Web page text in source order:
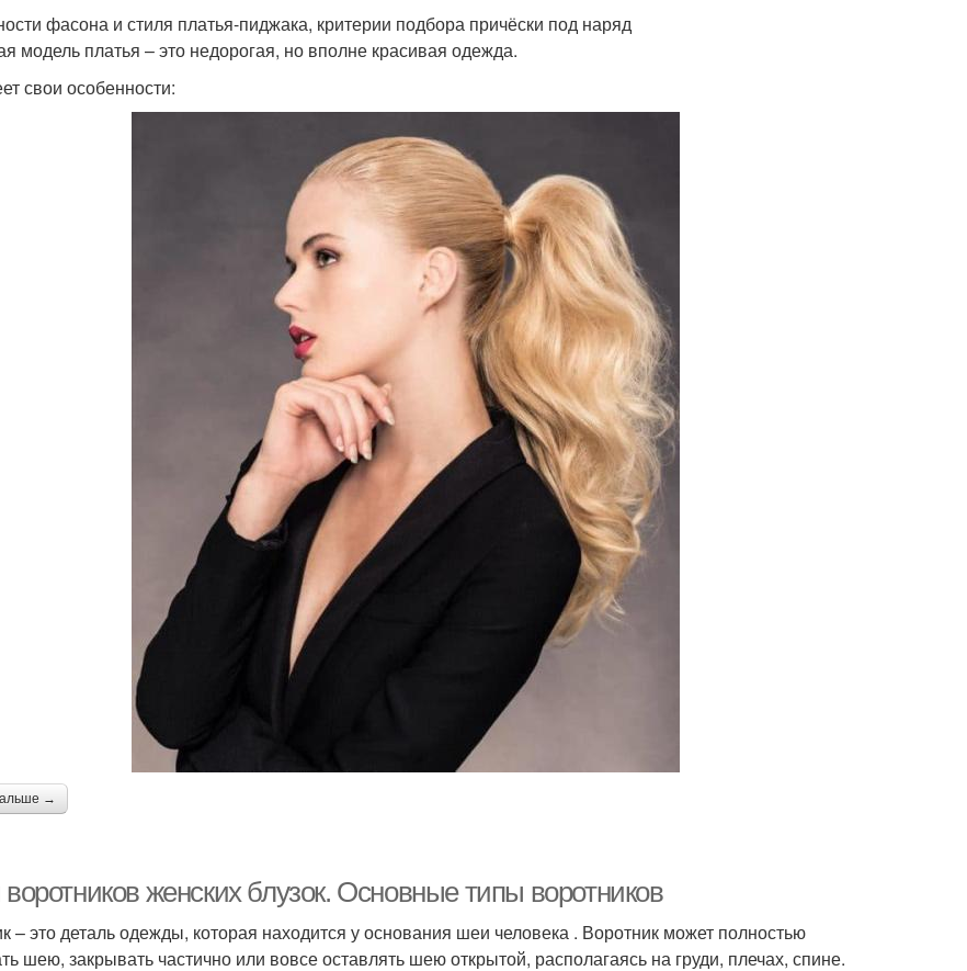
фасона и стиля платья-пиджака, критерии подбора причёски под наряд
модель платья – это недорогая, но вполне красивая одежда.
свои особенности:
→
женских блузок. Основные типы воротников
– это деталь одежды, которая находится у основания шеи человека . Воротник может полностью
шею, закрывать частично или вовсе оставлять шею открытой, располагаясь на груди, плечах, спине.